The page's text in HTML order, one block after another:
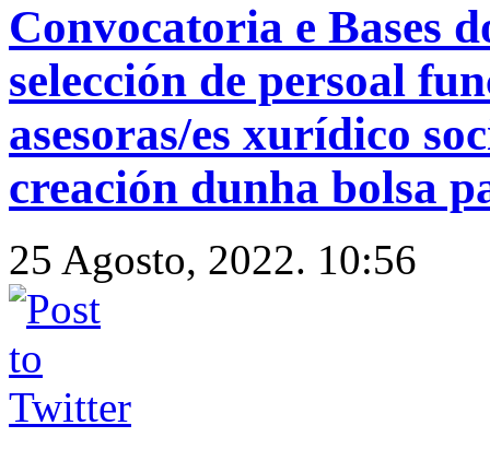
Convocatoria e Bases
selección de persoal
asesoras/es xurídico
creación dunha bolsa
25 Agosto, 2022. 10:56